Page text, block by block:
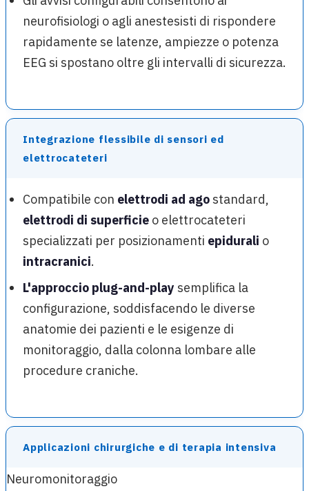
neurofisiologi o agli anestesisti di rispondere
rapidamente se latenze, ampiezze o potenza
EEG si spostano oltre gli intervalli di sicurezza.
Integrazione flessibile di sensori ed
elettrocateteri
Compatibile con elettrodi ad ago standard,
elettrodi di superficie o elettrocateteri
specializzati per posizionamenti epidurali o
intracranici.
L'approccio plug-and-play semplifica la
configurazione, soddisfacendo le diverse
anatomie dei pazienti e le esigenze di
monitoraggio, dalla colonna lombare alle
procedure craniche.
Applicazioni chirurgiche e di terapia intensiva
Neuromonitoraggio